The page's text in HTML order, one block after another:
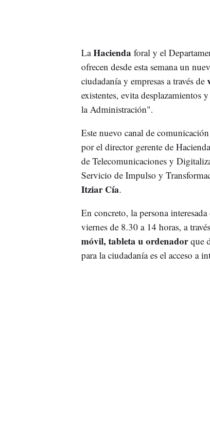
LaHacienda foral y el
ofrecen desde esta semana un
ciudadanía y empresas a través de
existentes, evita desplazamientos
la Administración".
Este nuevo canal de
por el director gerente de
de Telecomunicaciones y
Servicio de Impulso y
Itziar Cía.
En concreto, la persona
viernes de 8.30 a 14 horas, a
móvil, tableta u ordenadorque
para la ciudadanía es el acceso a